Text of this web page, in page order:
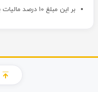
بر این مبلغ 10 درصد مالیات بر ارزش افزوده، اضافه میشود